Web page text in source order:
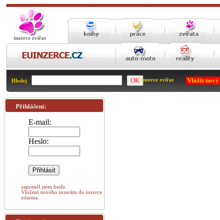
inzerce zvířat
Hledej inzerce zvířat Vložit
Přihlášení:
E-mail:
Heslo:
zapoměl jsem heslo.
Vložení nového inzerátu do inzerce
zdarma.